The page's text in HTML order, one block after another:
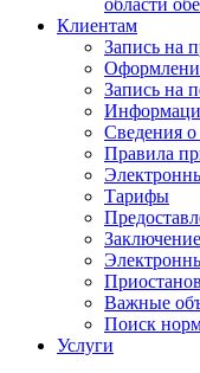
Клиентам
Запись на
Запись на
Сведения о
Правила
Тарифы
Важные
Поиск
Услуги